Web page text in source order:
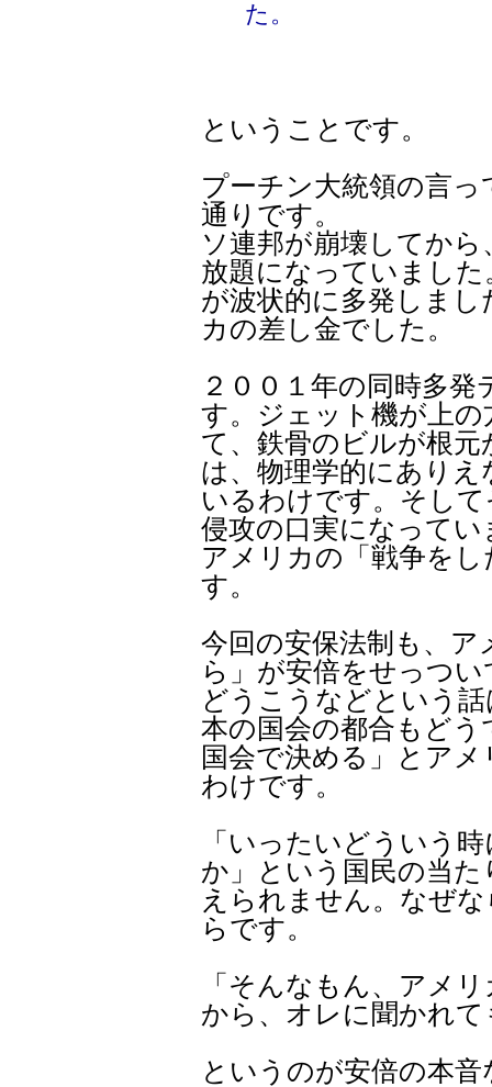
た。
ということです。
プーチン大統領の言
通りです。
ソ連邦が崩壊してか
放題になっていまし
が波状的に多発しま
カの差し金でした。
２００１年の同時多
す。ジェット機が上
て、鉄骨のビルが根
は、物理学的にあり
いるわけです。そし
侵攻の口実になって
アメリカの「戦争を
す。
今回の安保法制も、
ら」が安倍をせっつ
どうこうなどという
本の国会の都合もど
国会で決める」とア
わけです。
「いったいどういう
か」という国民の当
えられません。なぜ
らです。
「そんなもん、アメ
から、オレに聞かれ
というのが安倍の本